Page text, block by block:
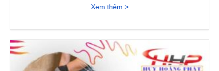
Xem thêm >